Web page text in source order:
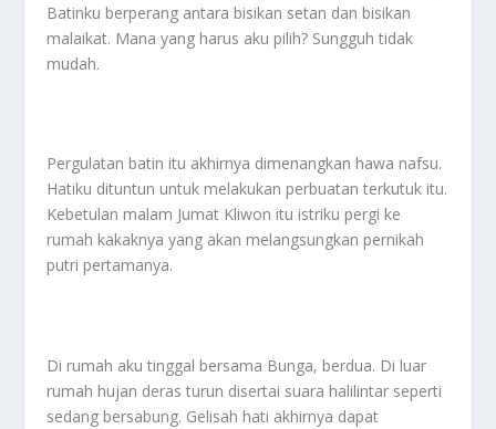
Batinku berperang antara bisikan setan dan bisikan
malaikat. Mana yang harus aku pilih? Sungguh tidak
mudah.
Pergulatan batin itu akhirnya dimenangkan hawa nafsu.
Hatiku dituntun untuk melakukan perbuatan terkutuk itu.
Kebetulan malam Jumat Kliwon itu istriku pergi ke
rumah kakaknya yang akan melangsungkan pernikah
putri pertamanya.
Di rumah aku tinggal bersama Bunga, berdua. Di luar
rumah hujan deras turun disertai suara halilintar seperti
sedang bersabung. Gelisah hati akhirnya dapat